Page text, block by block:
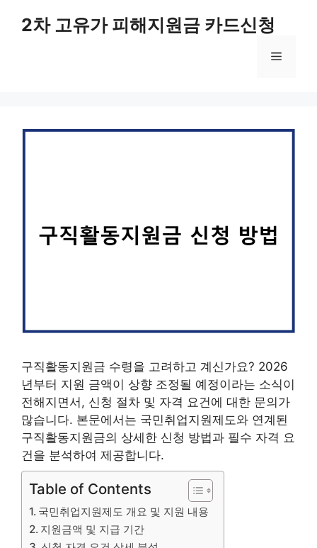
2차 고유가 피해지원금 카드신청
메
구직활동지원금 수령을 고려하고 계신가요? 2026
년부터 지원 금액이 상향 조정될 예정이라는 소식이
전해지면서, 신청 절차 및 자격 요건에 대한 문의가
많습니다. 본문에서는 국민취업지원제도와 연계된
구직활동지원금의 상세한 신청 방법과 필수 자격 요
건을 분석하여 제공합니다.
Table of Contents
국민취업지원제도 개요 및 지원 내용
지원금액 및 지급 기간